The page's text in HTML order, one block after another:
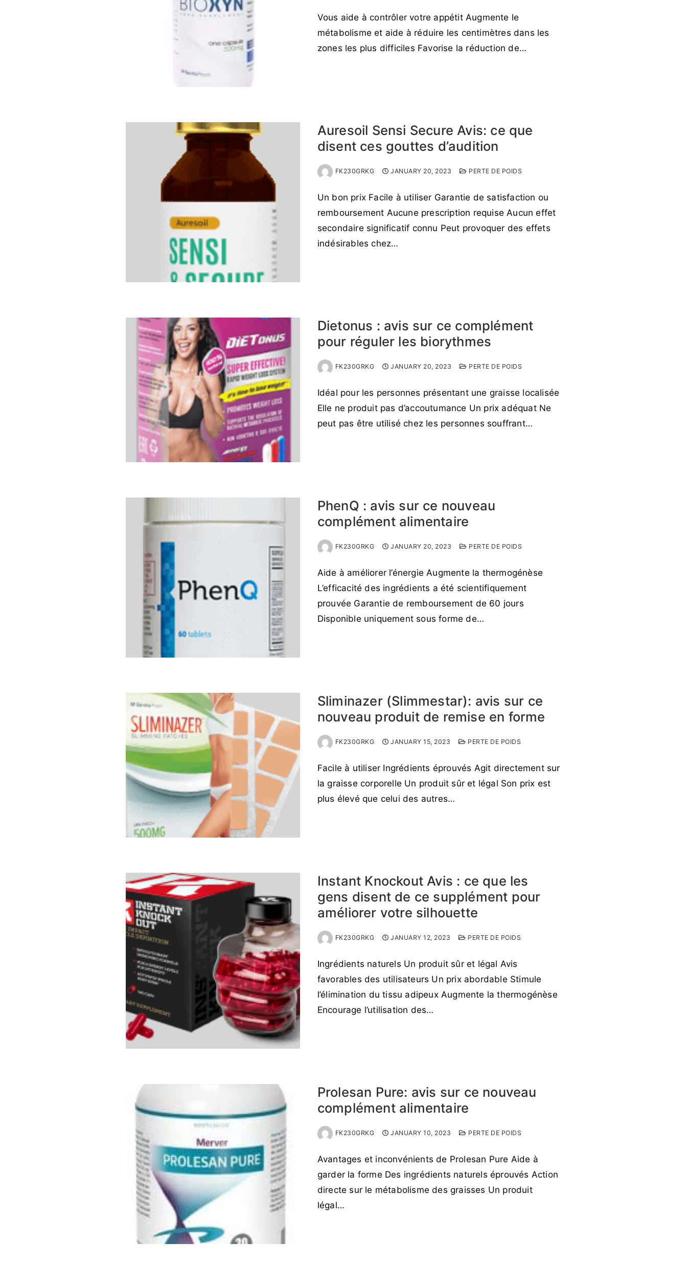
Vous aide à contrôler votre appétit Augmente le
métabolisme et aide à réduire les centimètres dans les
zones les plus difficiles Favorise la réduction de…
Auresoil Sensi Secure Avis: ce que
disent ces gouttes d’audition
FK230GRKG JANUARY 20, 2023 PERTE DE POIDS
Un bon prix Facile à utiliser Garantie de satisfaction ou
remboursement Aucune prescription requise Aucun effet
secondaire significatif connu Peut provoquer des effets
indésirables chez…
Dietonus : avis sur ce complément
pour réguler les biorythmes
FK230GRKG JANUARY 20, 2023 PERTE DE POIDS
Idéal pour les personnes présentant une graisse localisée
Elle ne produit pas d’accoutumance Un prix adéquat Ne
peut pas être utilisé chez les personnes souffrant…
PhenQ : avis sur ce nouveau
complément alimentaire
FK230GRKG JANUARY 20, 2023 PERTE DE POIDS
Aide à améliorer l’énergie Augmente la thermogénèse
L’efficacité des ingrédients a été scientifiquement
prouvée Garantie de remboursement de 60 jours
Disponible uniquement sous forme de…
Sliminazer (Slimmestar): avis sur ce
nouveau produit de remise en forme
FK230GRKG JANUARY 15, 2023 PERTE DE POIDS
Facile à utiliser Ingrédients éprouvés Agit directement sur
la graisse corporelle Un produit sûr et légal Son prix est
plus élevé que celui des autres…
Instant Knockout Avis : ce que les
gens disent de ce supplément pour
améliorer votre silhouette
FK230GRKG JANUARY 12, 2023 PERTE DE POIDS
Ingrédients naturels Un produit sûr et légal Avis
favorables des utilisateurs Un prix abordable Stimule
l’élimination du tissu adipeux Augmente la thermogénèse
Encourage l’utilisation des…
Prolesan Pure: avis sur ce nouveau
complément alimentaire
FK230GRKG JANUARY 10, 2023 PERTE DE POIDS
Avantages et inconvénients de Prolesan Pure Aide à
garder la forme Des ingrédients naturels éprouvés Action
directe sur le métabolisme des graisses Un produit
légal…